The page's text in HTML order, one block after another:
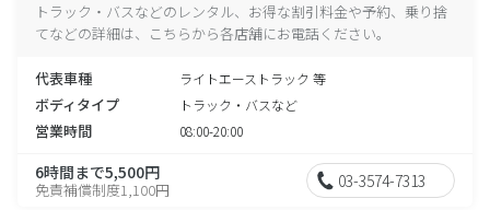
トラック・バスなどのレンタル、お得な割引料金や予約、乗り捨
てなどの詳細は、こちらから各店舗にお電話ください。
代表車種 ライトエーストラック 等
ボディタイプ トラック・バスなど
営業時間 08:00-20:00
6時間まで5,500円
免責補償制度1,100円 03-3574-7313